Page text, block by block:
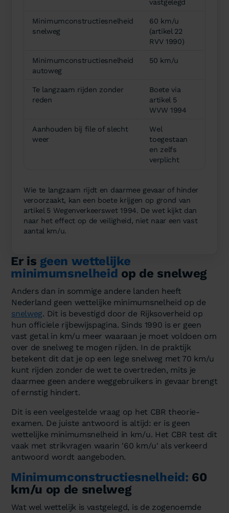
vastgelegd
Minimumconstructiesnelheid
snelweg
60 km/u
(artikel 22
RVV 1990)
Minimumconstructiesnelheid
autoweg
50 km/u
Te langzaam rijden zonder
reden
Boete via
artikel 5
WVW 1994
Aanhouden bij file of slecht
weer
Wel
toegestaan
en zelfs
verplicht
Wie te langzaam rijdt en daarmee gevaar of hinder
veroorzaakt, kan een boete krijgen op grond van
artikel 5 Wegenverkeerswet 1994. De wet kijkt dan
naar het effect op de veiligheid, niet naar een vast
aantal km/u.
Er is geen wettelijke
minimumsnelheid op de snelweg
Anders dan in sommige andere landen heeft
Nederland geen wettelijke minimumsnelheid op de
snelweg. Dit is bevestigd door de Rijksoverheid op
hun officiele rijbewijspagina. Sinds 1990 is er geen
vast getal in km/u meer waaraan je moet voldoen om
over de snelweg te mogen rijden. In de praktijk
betekent dit dat je op een lege snelweg met 70 km/u
kunt rijden zonder de wet te overtreden, mits je
daarmee geen andere weggebruikers in gevaar brengt
of ernstig hindert.
Dit is een veelgestelde vraag op het CBR theorie-
examen. De juiste antwoord is altijd: er is geen
wettelijke minimumsnelheid in km/u. Het CBR test dit
vaak met strikvragen waarin '60 km/u' als verkeerd
antwoord wordt aangeboden.
Minimumconstructiesnelheid: 60
km/u op de snelweg
Wat wel wettelijk is vastgelegd, is de zogenoemde